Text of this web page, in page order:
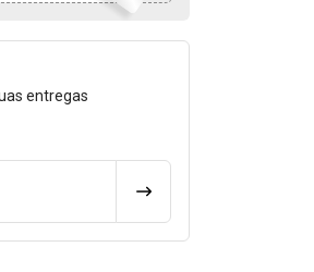
Frete
entregas
CALCULAR FRETE